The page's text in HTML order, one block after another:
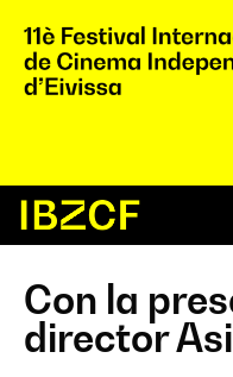
Con la
director